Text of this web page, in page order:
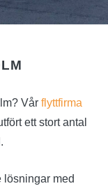
Vår flyttfirma
ett stort antal
lösningar med